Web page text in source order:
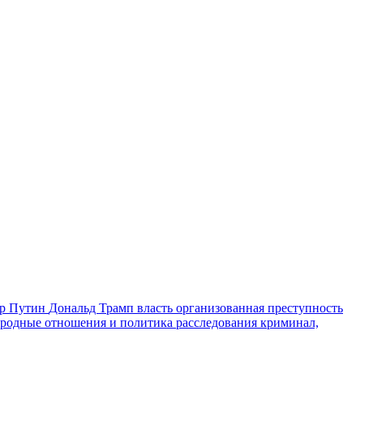
Путин Дональд Трамп власть организованная преступность
отношения и политика расследования криминал,